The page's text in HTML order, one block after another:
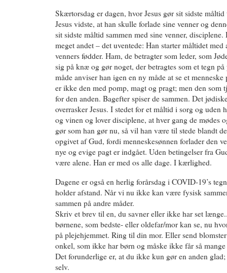
Skærtorsdag er dagen, hvor Jesus gør sit sidste
Jesus vidste, at han skulle forlade sine venner og
sit sidste måltid sammen med sine venner,
meget andet – det uventede: Han starter måltidet med
venners fødder. Ham, de betragter som leder, som
sig på knæ og gør noget, der betragtes som et tegn
måde anviser han igen en ny måde at se et menneske
er ikke den med pomp, magt og pragt; men den som
for den anden. Bagefter spiser de sammen. Det
overrasker Jesus. I stedet for et måltid i sorg og uden
og vinen og lover disciplene, at hver gang de mødes
gør som han gør nu, så vil han være til stede blandt
opgivet af Gud, fordi menneskesønnen forlader den
nye og evige pagt er indgået. Uden betingelser fra
være alene. Han er med os alle dage. I kærlighed.
Dagene er også en herlig forårsdag i COVID-19’s
holder afstand. Når vi nu ikke kan være fysisk
sammen på andre måder.
Skriv et brev til en, du savner eller ikke har set
børnene, som bedste- eller oldefar/mor kan se, nu
på plejehjemmet. Ring til din mor. Eller send
onkel, som ikke har børn og måske ikke får så
Det forunderlige er, at du ikke kun gør en anden
selv.